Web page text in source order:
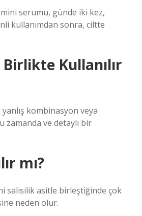
serumu, günde iki kez,
kullanımdan sonra, ciltte
Kullanılır
kombinasyon veya
zamanda ve detaylı bir
mı?
salisilik asitle birleştiğinde çok
neden olur.